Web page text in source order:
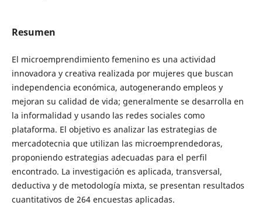
Resumen
El microemprendimiento femenino es una actividad
innovadora y creativa realizada por mujeres que buscan
independencia económica, autogenerando empleos y
mejoran su calidad de vida; generalmente se desarrolla en
la informalidad y usando las redes sociales como
plataforma. El objetivo es analizar las estrategias de
mercadotecnia que utilizan las microemprendedoras,
proponiendo estrategias adecuadas para el perfil
encontrado. La investigación es aplicada, transversal,
deductiva y de metodología mixta, se presentan resultados
cuantitativos de 264 encuestas aplicadas.